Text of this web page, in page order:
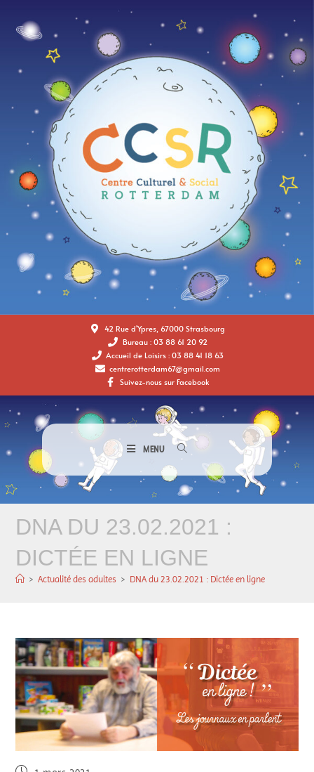
42 Rue d'Ypres, 67000 Strasbourg
Bureau : 03 88 61 20 92
Accueil de Loisirs : 03 88 41 18 63
centrerotterdam67@gmail.com
Suivez-nous sur Facebook
MENU
DNA DU 23.02.2021 :
DICTÉE EN LIGNE
> Actualité des adultes > DNA du 23.02.2021 : Dictée en ligne